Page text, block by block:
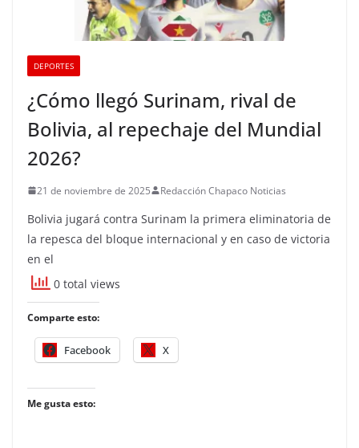
DEPORTES
¿Cómo llegó Surinam, rival de
Bolivia, al repechaje del Mundial
2026?
21 de noviembre de 2025 Redacción Chapaco Noticias
Bolivia jugará contra Surinam la primera eliminatoria de
la repesca del bloque internacional y en caso de victoria
en el
0 total views
Comparte esto:
Facebook X
Me gusta esto: